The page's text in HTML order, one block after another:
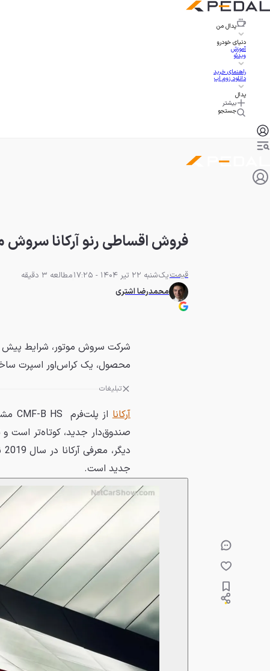
پدال من
دنیای خودرو
آموزش
ویدئو
راهنمای خرید
دانلود زوم اپ
پدال
بیشتر
جستجو
فروش اقساطی رنو آرکانا سروش
قیمتیک‌شنبه 22 تیر 1404 - 17:25
مطالعه 3 دقیقه
محمدرضا اشتری
شرکت سروش موتور، شرایط پیش
محصول، یک کراس‌اور اسپرت
تبلیغات
آرکانااز پلت‌فرم CMF-B HS مشابه CMF-C
صندوق‌دار جدید، کوتاه‌تر است
جدید است.